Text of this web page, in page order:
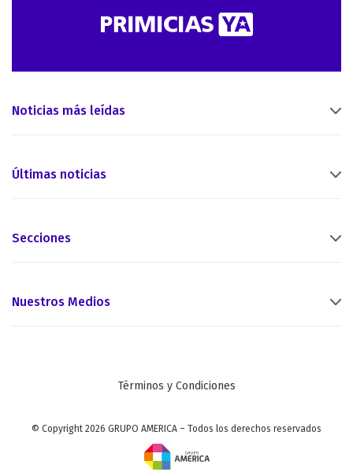
Noticias más leídas
Últimas noticias
Secciones
Nuestros Medios
Términos y Condiciones
© Copyright 2026 GRUPO AMERICA – Todos los derechos reservados